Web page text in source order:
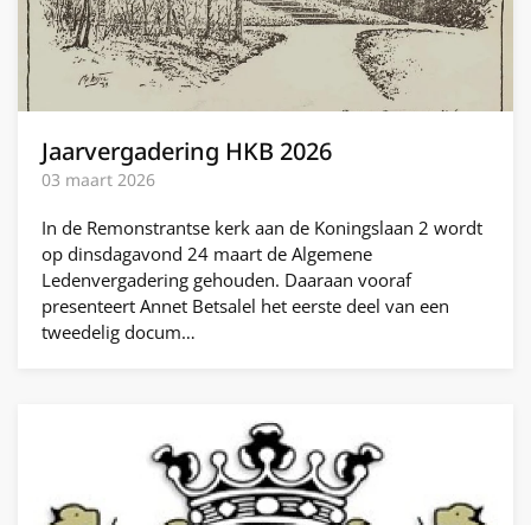
Jaarvergadering HKB 2026
03 maart 2026
In de Remonstrantse kerk aan de Koningslaan 2 wordt
op dinsdagavond 24 maart de Algemene
Ledenvergadering gehouden. Daaraan vooraf
presenteert Annet Betsalel het eerste deel van een
tweedelig docum…